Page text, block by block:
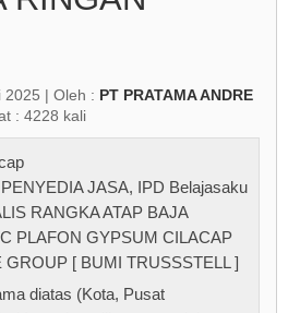
2025 | Oleh : PT PRATAMA ANDRE
: 4228 kali
PENYEDIA JASA, IPD Belajasaku
RANGKA ATAP BAJA
PLAFON GYPSUM CILACAP
GROUP [ BUMI TRUSSSTELL ]
diatas (Kota, Pusat